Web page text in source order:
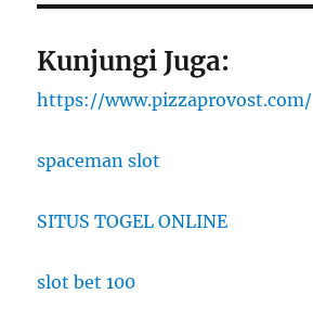
Kunjungi Juga:
https://www.pizzaprovost.com/
spaceman slot
SITUS TOGEL ONLINE
slot bet 100